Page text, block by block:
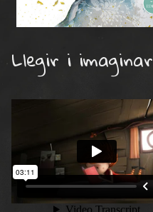
Llegir i imaginar